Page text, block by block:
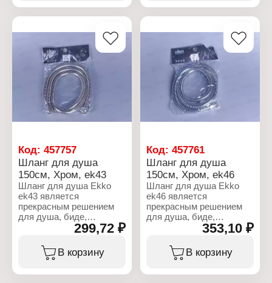
Цвет: хром
Конструкция: с крышкой
Ширина: 130 мм
Высота: 140 мм
Расстояние от стены: 4,5
Комплектация: крепеж
Бренд: Ekko
Артикул: ek45
Тип товара: Шланг
Назначение: для душа
Длина: 150 см
Цвет: хром
Особенность: одинарная
оплетка
Тип крепления: на гайку
Код: 457757
Шланг для душа
150см, Хром, ek43
Шланг для душа Ekko
ek43 является
прекрасным решением
для душа, биде,
сантехники. Шланг имеет
стандартрую и самую
удобную длину 1,5 м и
очень хорошо
299,72 ₽
В корзину
Код:457761
Шланг для душа
150см, Хром, ek46
Шланг для душа Ekko
ek46 является
прекрасным решением
для душа, биде,
сантехники. Шланг имеет
стандартрую и самую
удобную длину 1,5 м и
очень хорошо
353,10 ₽
В корзину